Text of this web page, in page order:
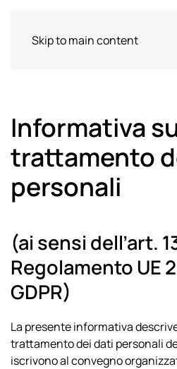
Skip to main content
Informativa
trattamento
personali
(ai sensi dell’art.
Regolamento UE
GDPR)
La presente informativa
trattamento dei dati personali
iscrivono al convegno